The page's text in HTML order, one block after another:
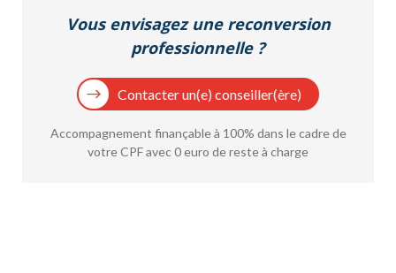
Vous envisagez une reconversion
professionnelle ?
Contacter un(e) conseiller(ère)
Accompagnement finançable à 100% dans le cadre de
votre CPF avec 0 euro de reste à charge